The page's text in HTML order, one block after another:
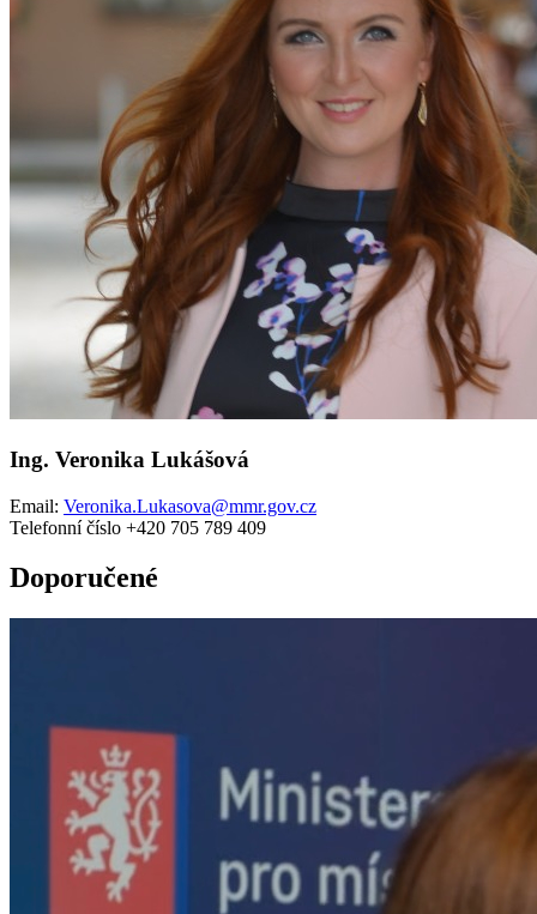
Ing. Veronika Lukášová
Email: Veronika.Lukasova@mmr.gov.cz
Telefonní číslo +420 705 789 409
Doporučené